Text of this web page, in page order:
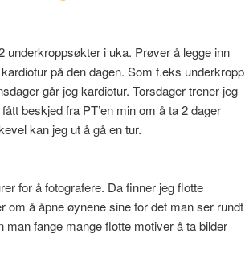
i uka. Prøver å legge inn
på den dagen. Som f.eks underkropp
går jeg kardiotur. Torsdager trener jeg
beskjed fra PT’en min om å ta 2 dager
kan jeg ut å gå en tur.
for å fotografere. Da finner jeg flotte
om å åpne øynene sine for det man ser rundt
fange mange flotte motiver å ta bilder